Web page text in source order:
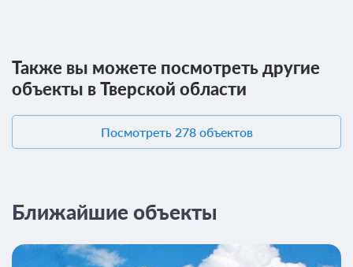
Также вы можете посмотреть другие
объекты в Тверской области
Посмотреть 278 объектов
Ближайшие объекты